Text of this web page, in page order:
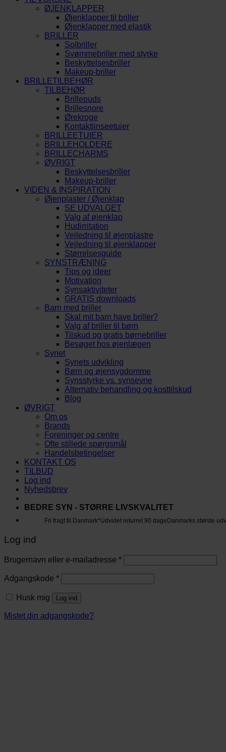
ØJENKLAPPER
Øjenklapper til briller
Øjenklapper med elastik
BRILLER
Solbriller
Svømmebriller med styrke
Beskyttelsesbriller
Makeup-briller
BRILLETILBEHØR
TILBEHØR
Brillepuds
Brillesnore
Ørekroge
Kontaktlinseetuier
BRILLEETUIER
BRILLEHOLDERE
BRILLECHARMS
ØVRIGT
Beskyttelsesbriller
Makeup-briller
VIDEN & INSPIRATION
Øjenplaster / Øjenklap
SE UDVALGET
Valg af øjenklap
Hudirritation
Vejledning til øjenplastre
Vejledning til øjenklapper
Størrelsesguide
SYNSTRÆNING
Tips og ideer
Motivation
Synsaktiviteter
GRATIS downloads
Barn med briller
Skal mit barn have briller?
Valg af briller til børn
Tilskud og gratis børnebriller
Besøget hos øjenlægen
Synet
Synets udvikling
Børn og øjensygdomme
Synsstyrke vs. synsevne
Alternativ behandling og kosttilskud
Blog
ØVRIGT
Om os
Brands
Foreninger og centre
Ofte stillede spørgsmål
Handelsbetingelser
KONTAKT OS
TILBUD
Log ind
Nyhedsbrev
BEDRE SYN - STØRRE LIVSKVALITET
Fri fragt til Danmark*Udvidet returret 90 dage Danmarks største
Log ind
Brugernavn eller e-mailadresse *
Adgangskode *
Husk mig Log ind
Mistet din adgangskode?